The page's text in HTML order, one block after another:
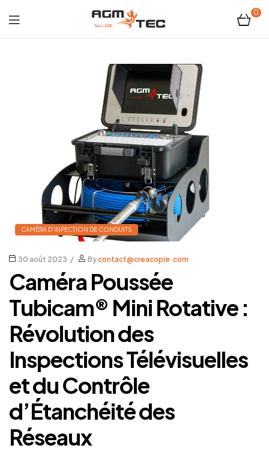
Tubicam®
XL
Caméra
d'inspection
Ø50
mm
0
CAMÉRA D'INPECTION DE CONDUITS
30 août 2023 Bycontact@creacopie.com
Caméra Poussée
Tubicam® Mini Rotative :
Révolution des
Inspections Télévisuelles
et du Contrôle
d’Étanchéité des
Réseaux